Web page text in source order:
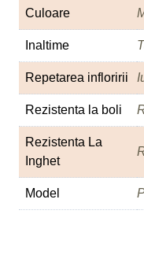
Culoare
Inaltime
Repetarea infloririi
Rezistenta la boli
Rezistenta La
Inghet
Model